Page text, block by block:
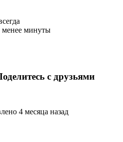
менее минуты
с друзьями
4 месяца назад